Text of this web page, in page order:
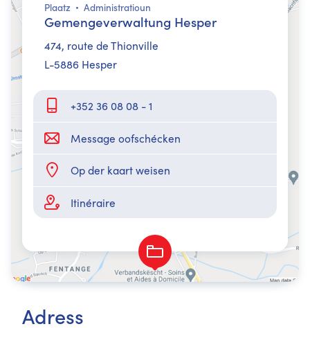
Plaatz Administratioun
Gemengeverwaltung Hesper
474,​ route de Thionville
L-5886 Hesper
+352 36 08 08 - 1
Message oofschécken
Op der kaart weisen
Itinéraire
Adress